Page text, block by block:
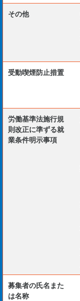
その他
受動喫煙防⽌措置
労働基準法施行規
則改正に準ずる就
業条件明示事項
募集者の氏名また
は名称